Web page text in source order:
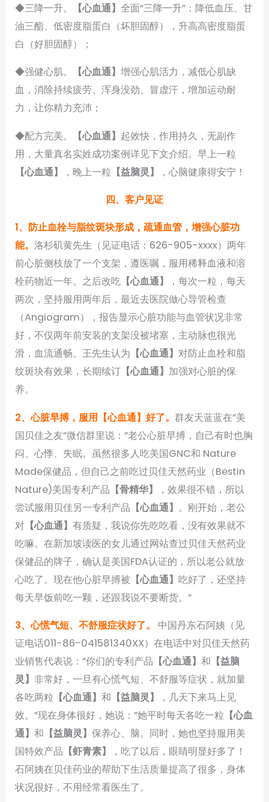
◆三降一升。 【心血通】全面“三降一升”：降低血压、甘
油三酯、低密度脂蛋白（坏胆固醇），升高高密度脂蛋
白（好胆固醇）；
◆强健心肌。 【心血通】增强心肌活力，减低心肌缺
血，消除持续疲劳、浑身没劲、冒虚汗，增加运动耐
力，让你精力充沛；
◆配方完美。 【心血通】 起效快，作用持久，无副作
用，大量真名实姓成功案例详见下文介绍。早上一粒
【心血通】
，晚上一粒 【益脑灵】 ，心脑健康得安宁！
四、客户见证
1、防止血栓与脂纹斑块形成，疏通血管，增强心脏功
能。洛杉矶黄先生（见证电话：626-905-xxxx）两年
前心脏侧枝放了一个支架，遵医嘱，服用稀释血液和溶
栓药物近一年。之后改吃 【心血通】
，每次一粒，每天
两次，坚持服用两年后，最近去医院做心导管检查
（Angiogram），报告显示心脏功能与血管状况非常
好，不仅两年前安装的支架没被堵塞，主动脉也很光
滑，血流通畅。王先生认为 【心血通】对防止血栓和脂
纹斑块有效果，长期续订 【心血通】 加强对心脏的保
养。
2、心脏早搏，服用【心血通】好了。 群友天蓝蓝在”美
国贝佳之友”微信群里说：”老公心脏早搏，自己有时也胸
闷、心悸、失眠。虽然很多人吃美国GNC和 Nature
Made保健品，但自己之前吃过贝佳天然药业（Bestin
Nature)美国专利产品 【骨精华】
，效果很不错，所以
尝试服用贝佳另一专利产品 【心血通】 。刚开始，老公
对 【心血通】有质疑，我说你先吃吃看，没有效果就不
吃嘛。在新加坡读医的女儿通过网站查过贝佳天然药业
保健品的牌子，确认是美国FDA认证的，所以老公就放
心吃了。现在他心脏早搏被 【心血通】吃好了，还坚持
每天早饭前吃一颗，还跟我说不要断货。”
3、心慌气短、不舒服症状好了。
中国丹东石阿姨（见
证电话011-86-041581340XX）在电话中对贝佳天然药
业销售代表说：”你们的专利产品 【心血通】和 【益脑
灵】非常好，一旦有心慌气短、不舒服等症状，就加量
各吃两粒 【心血通】和 【益脑灵】
，几天下来马上见
效。”现在身体很好，她说：”她平时每天各吃一粒 【心血
通】和 【益脑灵】保养心、脑。同时，她也坚持服用美
国特效产品 【虾青素】
，吃了以后，眼睛明显好多了！
石阿姨在贝佳药业的帮助下生活质量提高了很多，身体
状况很好，不用经常看医生了。